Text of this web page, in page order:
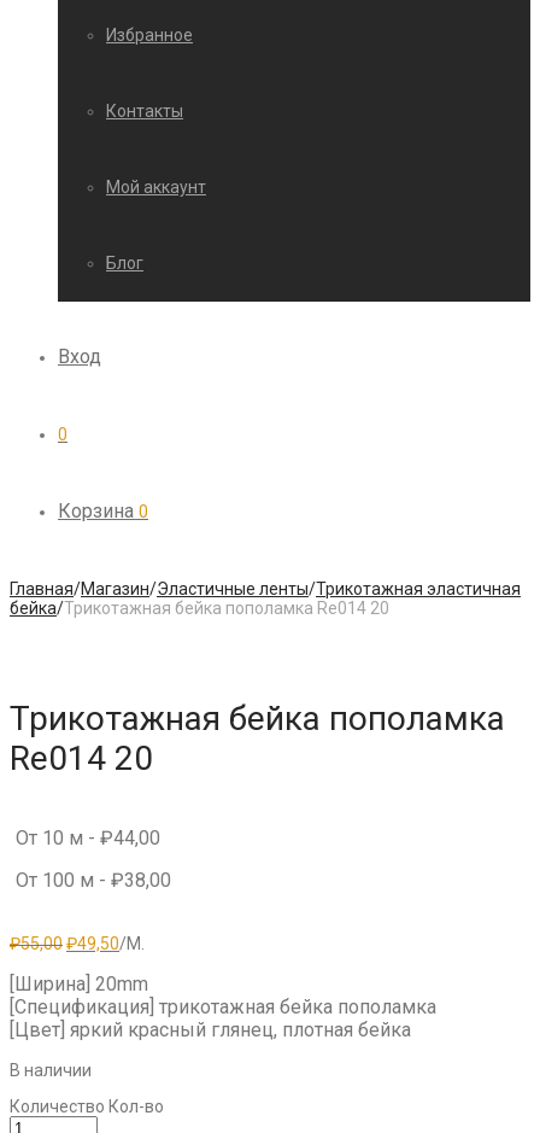
Избранное
Контакты
Мой аккаунт
Блог
Вход
0
Корзина 0
Главная/Магазин/Эластичные ленты/Трикотажная эластичная
бейка/Трикотажная бейка пополамка Re014 20
Трикотажная бейка пополамка
Re014 20
От 10 м - ₽44,00
От 100 м - ₽38,00
₽55,00Первоначальная
составляла
₽55,00.
₽49,50Текущая
₽49,50.
/М.
[Ширина] 20mm
[Спецификация] трикотажная бейка пополамка
[Цвет] яркий красный глянец, плотная бейка
В наличии
Количество Кол-во